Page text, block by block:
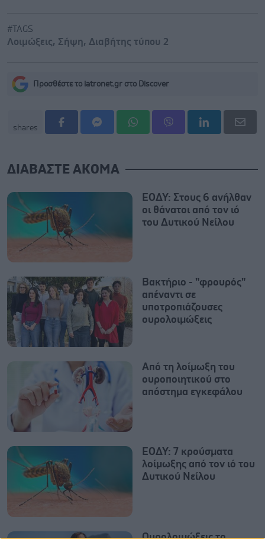
#TAGS
Λοιμώξεις, Σήψη, Διαβήτης τύπου 2
Προσθέστε το iatronet.gr στο Discover
shares
ΔΙΑΒΑΣΤΕ ΑΚΟΜΑ
ΕΟΔΥ: Στους 6 ανήλθαν
οι θάνατοι από τον ιό
του Δυτικού Νείλου
Βακτήριο - "φρουρός"
απέναντι σε
υποτροπιάζουσες
ουρολοιμώξεις
Από τη λοίμωξη του
ουροποιητικού στο
απόστημα εγκεφάλου
ΕΟΔΥ: 7 κρούσματα
λοίμωξης από τον ιό του
Δυτικού Νείλου